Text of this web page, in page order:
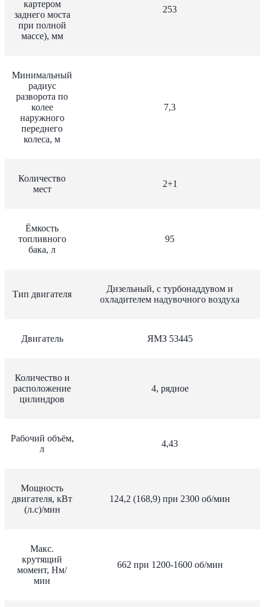
картером
заднего моста
при полной
массе), мм
253
Минимальный
радиус
разворота по
колее
наружного
переднего
колеса, м
7,3
Количество
мест
2+1
Ёмкость
топливного
бака, л
95
Тип двигателя
Дизельный, с турбонаддувом и
охладителем надувочного воздуха
Двигатель ЯМЗ 53445
Количество и
расположение
цилиндров
4, рядное
Рабочий объём,
л
4,43
Мощность
двигателя, кВт
(л.с)/мин
124,2 (168,9) при 2300 об/мин
Макс.
крутящий
момент, Нм/
мин
662 при 1200-1600 об/мин